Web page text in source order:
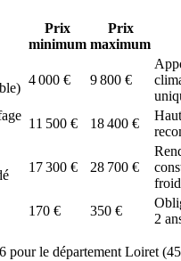
Prix
minimum
Prix
maximum
4 000 € 9 800 €
11 500 € 18 400 €
17 300 € 28 700 €
froid
170 € 350 €
2
pour le département Loiret (45